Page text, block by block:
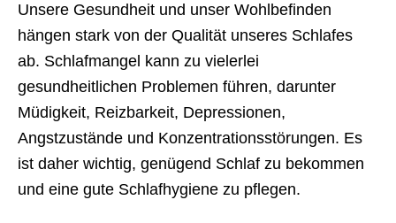
Unsere Gesundheit und unser Wohlbefinden
hängen stark von der Qualität unseres Schlafes
ab. Schlafmangel kann zu vielerlei
gesundheitlichen Problemen führen, darunter
Müdigkeit, Reizbarkeit, Depressionen,
Angstzustände und Konzentrationsstörungen. Es
ist daher wichtig, genügend Schlaf zu bekommen
und eine gute Schlafhygiene zu pflegen.